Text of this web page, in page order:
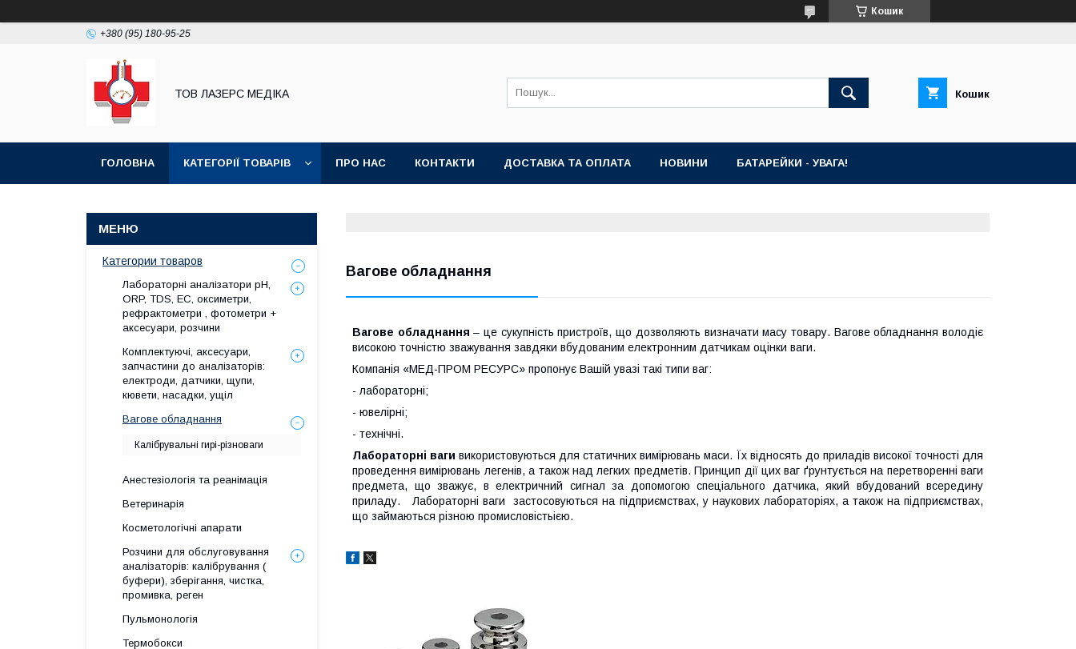
Кошик
+380 (95) 180-95-25
ТОВ ЛАЗЕРС МЕДІКА Кошик
ГОЛОВНА КАТЕГОРІЇ ТОВАРІВ ПРО НАС КОНТАКТИ ДОСТАВКА ТА ОПЛАТА НОВИНИ БАТАРЕЙКИ - УВАГА!
Вагове обладнання
Вагове обладнання – це сукупність пристроїв, що дозволяють визначати масу товару. Вагове обладнання володіє
високою точністю зважування завдяки вбудованим електронним датчикам оцінки ваги.
Компанія «МЕД-ПРОМ РЕСУРС» пропонує Вашій увазі такі типи ваг:
- лабораторні;
- ювелірні;
- технічні.
Лабораторні ваги використовуються для статичних вимірювань маси. Їх відносять до приладів високої точності для
проведення вимірювань легенів, а також над легких предметів. Принцип дії цих ваг ґрунтується на перетворенні ваги
предмета, що зважує, в електричний сигнал за допомогою спеціального датчика, який вбудований всередину
приладу. Лабораторні ваги застосовуються на підприємствах, у наукових лабораторіях, а також на підприємствах,
що займаються різною промисловістьією.
Категории товаров
Лабораторні аналізатори pH,
ORP, TDS, EC, оксиметри,
рефрактометри , фотометри +
аксесуари, розчини
Комплектуючі, аксесуари,
запчастини до аналізаторів:
електроди, датчики, щупи,
кювети, насадки, ущіл
Вагове обладнання
Калібрувальні гирі-різноваги
Анестезіологія та реанімація
Ветеринарія
Косметологічні апарати
Розчини для обслуговування
аналізаторів: калібрування (
буфери), зберігання, чистка,
промивка, реген
Пульмонологія
Термобокси